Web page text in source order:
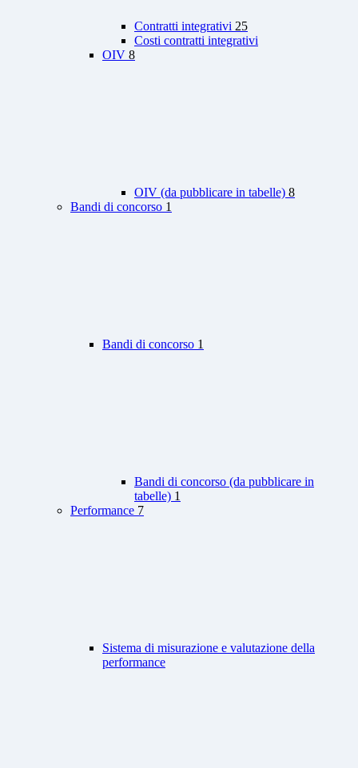
Contratti integrativi 25
Costi contratti integrativi
OIV 8
OIV (da pubblicare in tabelle) 8
Bandi di concorso 1
Bandi di concorso 1
Bandi di concorso (da pubblicare in
tabelle) 1
Performance 7
Sistema di misurazione e valutazione della
performance